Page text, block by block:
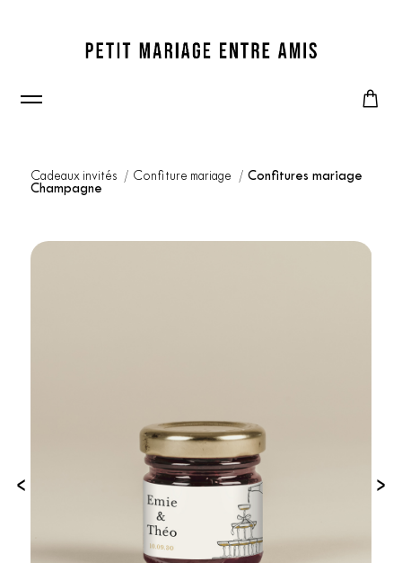
Cadeaux invités Confiture mariage
Confitures mariage
Champagne
‹ ›